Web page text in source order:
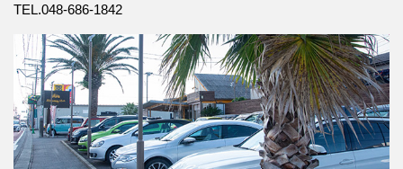
TEL.048-686-1842